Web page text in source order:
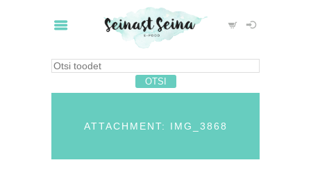
ATTACHMENT: IMG_3868